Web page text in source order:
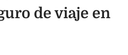
de viaje en